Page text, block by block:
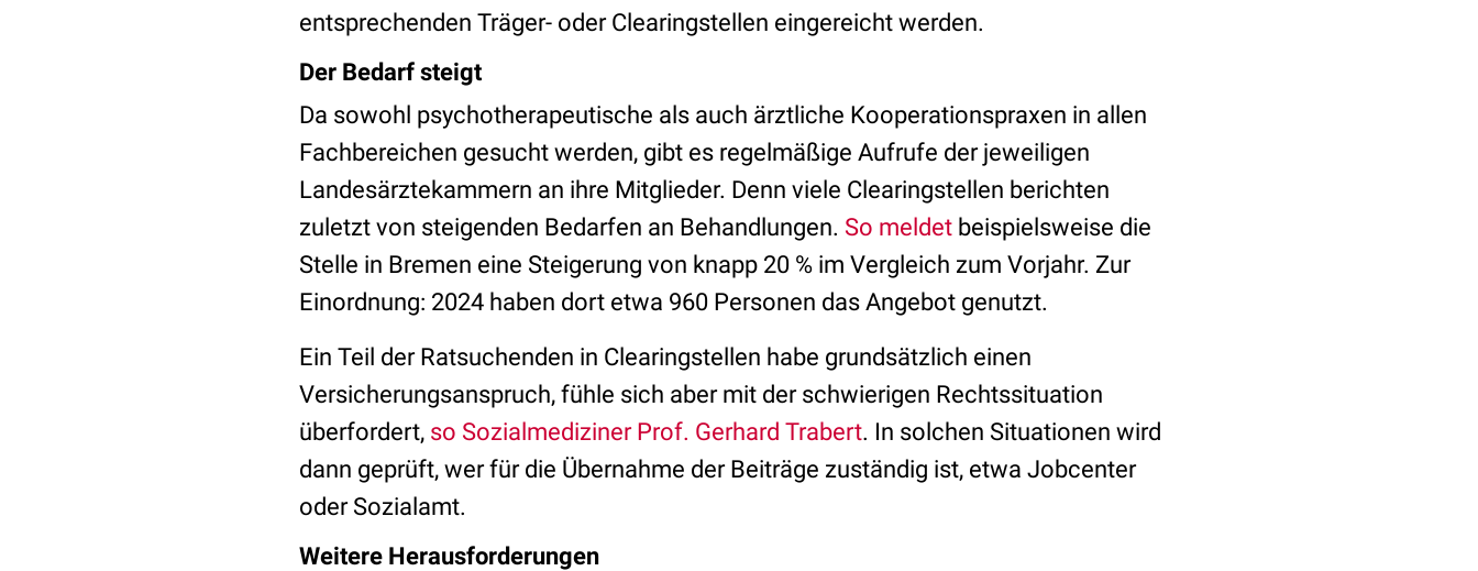
entsprechenden Träger- oder Clearingstellen eingereicht werden.
Der Bedarf steigt
Da sowohl psychotherapeutische als auch ärztliche Kooperationspraxen in allen
Fachbereichen gesucht werden, gibt es regelmäßige Aufrufe der jeweiligen
Landesärztekammern an ihre Mitglieder. Denn viele Clearingstellen berichten
zuletzt von steigenden Bedarfen an Behandlungen. So meldet beispielsweise die
Stelle in Bremen eine Steigerung von knapp 20 % im Vergleich zum Vorjahr. Zur
Einordnung: 2024 haben dort etwa 960 Personen das Angebot genutzt.
Ein Teil der Ratsuchenden in Clearingstellen habe grundsätzlich einen
Versicherungsanspruch, fühle sich aber mit der schwierigen Rechtssituation
überfordert, so Sozialmediziner Prof. Gerhard Trabert. In solchen Situationen wird
dann geprüft, wer für die Übernahme der Beiträge zuständig ist, etwa Jobcenter
oder Sozialamt.
Weitere Herausforderungen